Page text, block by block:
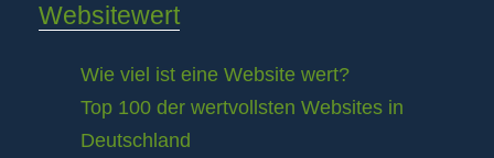
Websitewert
Wie viel ist eine Website wert?
Top 100 der wertvollsten Websites in
Deutschland